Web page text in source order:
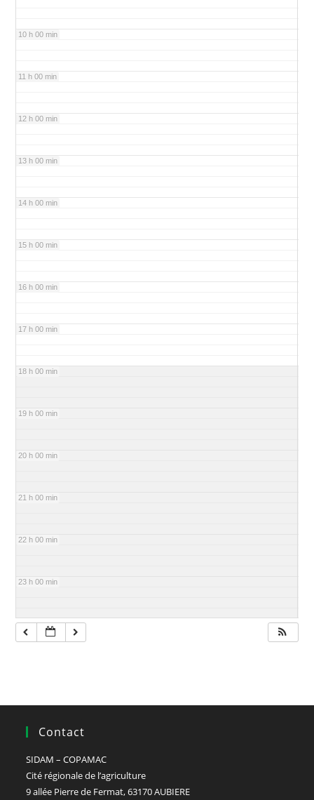
10 h 00 min
11 h 00 min
12 h 00 min
13 h 00 min
14 h 00 min
15 h 00 min
16 h 00 min
17 h 00 min
18 h 00 min
19 h 00 min
20 h 00 min
21 h 00 min
22 h 00 min
23 h 00 min
Contact
SIDAM – COPAMAC
Cité régionale de l’agriculture
9 allée Pierre de Fermat, 63170 AUBIERE